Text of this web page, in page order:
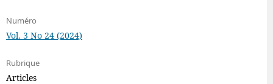
Numéro
Vol. 3 No 24 (2024)
Rubrique
Articles